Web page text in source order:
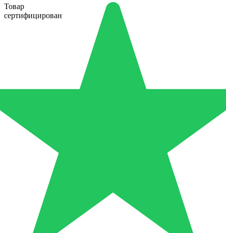
Товар
сертифицирован